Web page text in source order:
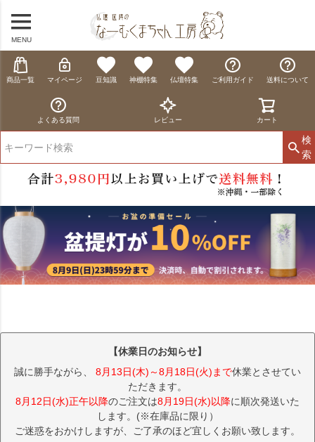
MENU
商品一覧 マイページ 豆知識 神棚特集 仏壇特集 ご利用ガイド 送料について
よくある質問 レビュー カート
検
索
【休業日のお知らせ】
誠に勝手ながら、 8月13日(木)～8月18日(火)まで休業とさせてい
ただきます。
8月12日(水)正午以降のご注文は8月19日(水)以降に順次発送いた
します。(※在庫品に限り）
ご迷惑をおかけしますが、ご了承のほど宜しくお願い致します。